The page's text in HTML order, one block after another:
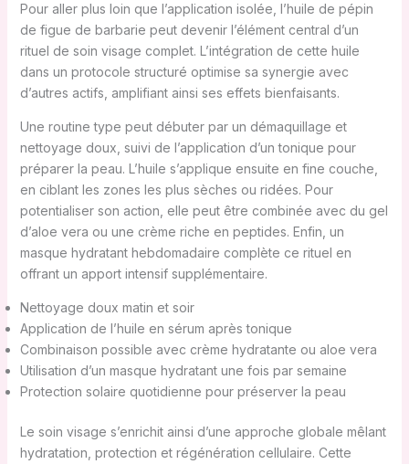
Pour aller plus loin que l’application isolée, l’huile de pépin
de figue de barbarie peut devenir l’élément central d’un
rituel de soin visage complet. L’intégration de cette huile
dans un protocole structuré optimise sa synergie avec
d’autres actifs, amplifiant ainsi ses effets bienfaisants.
Une routine type peut débuter par un démaquillage et
nettoyage doux, suivi de l’application d’un tonique pour
préparer la peau. L’huile s’applique ensuite en fine couche,
en ciblant les zones les plus sèches ou ridées. Pour
potentialiser son action, elle peut être combinée avec du gel
d’aloe vera ou une crème riche en peptides. Enfin, un
masque hydratant hebdomadaire complète ce rituel en
offrant un apport intensif supplémentaire.
Nettoyage doux matin et soir
Application de l’huile en sérum après tonique
Combinaison possible avec crème hydratante ou aloe vera
Utilisation d’un masque hydratant une fois par semaine
Protection solaire quotidienne pour préserver la peau
Le soin visage s’enrichit ainsi d’une approche globale mêlant
hydratation, protection et régénération cellulaire. Cette